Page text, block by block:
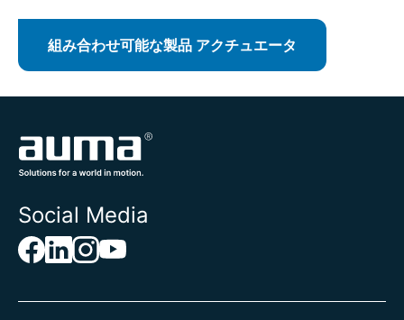
組み合わせ可能な製品 アクチュエータ
Social Media